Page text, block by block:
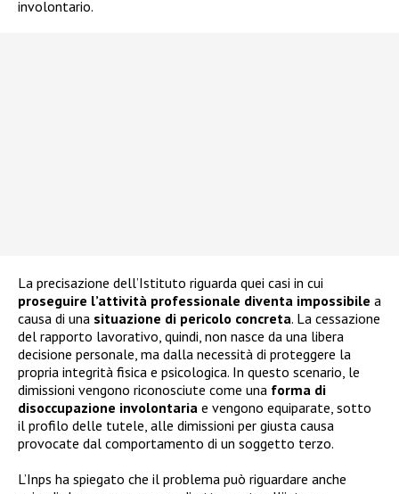
involontario.
La precisazione dell’Istituto riguarda quei casi in cui
proseguire l’attività professionale diventa impossibile a
causa di una situazione di pericolo concreta. La cessazione
del rapporto lavorativo, quindi, non nasce da una libera
decisione personale, ma dalla necessità di proteggere la
propria integrità fisica e psicologica. In questo scenario, le
dimissioni vengono riconosciute come una forma di
disoccupazione involontaria e vengono equiparate, sotto
il profilo delle tutele, alle dimissioni per giusta causa
provocate dal comportamento di un soggetto terzo.
L’Inps ha spiegato che il problema può riguardare anche